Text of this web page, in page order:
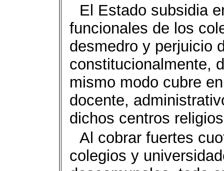
El Estado subsidia
funcionales de los
desmedro y perjuicio
constitucionalmente,
mismo modo cubre
docente,
dichos centros
Al cobrar fuertes
colegios y